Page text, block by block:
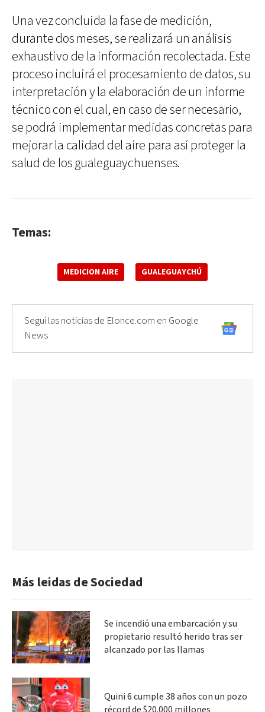
Una vez concluida la fase de medición,
durante dos meses, se realizará un análisis
exhaustivo de la información recolectada. Este
proceso incluirá el procesamiento de datos, su
interpretación y la elaboración de un informe
técnico con el cual, en caso de ser necesario,
se podrá implementar medidas concretas para
mejorar la calidad del aire para así proteger la
salud de los gualeguaychuenses.
Temas:
MEDICION AIRE GUALEGUAYCHÚ
Seguí las noticias de Elonce.com en Google
News
Más leidas de Sociedad
Se incendió una embarcación y su
propietario resultó herido tras ser
alcanzado por las llamas
Quini 6 cumple 38 años con un pozo